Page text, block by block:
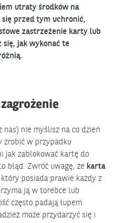
utraty środków na
się przed tym uchronić,
zastrzeżenie karty lub
się, jak wykonać te
nas) nie myślisz na co dzień
zrobić w przypadku
jak zablokować kartę do
błąd. Zwróć uwagę, że karta
posiada prawie każdy z
ją w torebce lub
często padają łupem
może przydarzyć się i